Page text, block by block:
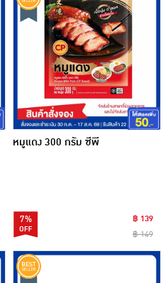
หมูแดง 300 กรัม ซีพี
7%
฿ 139
฿ 149